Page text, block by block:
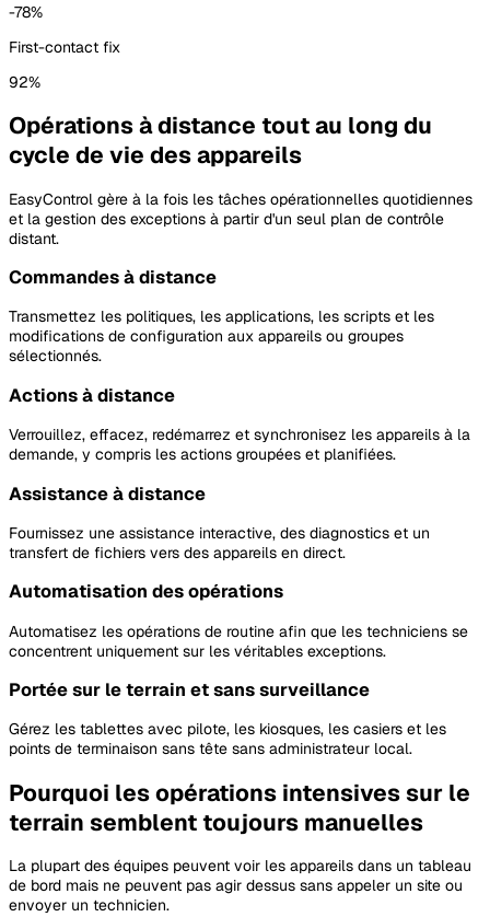
-78%
First-contact fix
92%
Opérations à distance tout au long du
cycle de vie des appareils
EasyControl gère à la fois les tâches opérationnelles quotidiennes
et la gestion des exceptions à partir d'un seul plan de contrôle
distant.
Commandes à distance
Transmettez les politiques, les applications, les scripts et les
modifications de configuration aux appareils ou groupes
sélectionnés.
Actions à distance
Verrouillez, effacez, redémarrez et synchronisez les appareils à la
demande, y compris les actions groupées et planifiées.
Assistance à distance
Fournissez une assistance interactive, des diagnostics et un
transfert de fichiers vers des appareils en direct.
Automatisation des opérations
Automatisez les opérations de routine afin que les techniciens se
concentrent uniquement sur les véritables exceptions.
Portée sur le terrain et sans surveillance
Gérez les tablettes avec pilote, les kiosques, les casiers et les
points de terminaison sans tête sans administrateur local.
Pourquoi les opérations intensives sur le
terrain semblent toujours manuelles
La plupart des équipes peuvent voir les appareils dans un tableau
de bord mais ne peuvent pas agir dessus sans appeler un site ou
envoyer un technicien.